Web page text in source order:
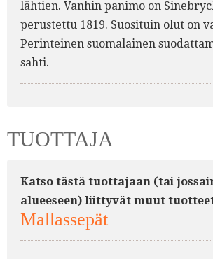
lähtien. Vanhin panimo on
perustettu 1819. Suosituin olut on
Perinteinen suomalainen
sahti.
TUOTTAJA
Katso tästä tuottajaan (tai
alueeseen) liittyvät muut
Mallassepät